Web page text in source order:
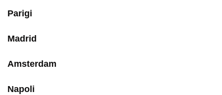
Parigi
Madrid
Amsterdam
Napoli